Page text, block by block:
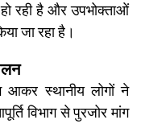
रही है और उपभोक्ताओं
जा रहा है।
आकर स्थानीय लोगों ने
विभाग से पुरजोर मांग